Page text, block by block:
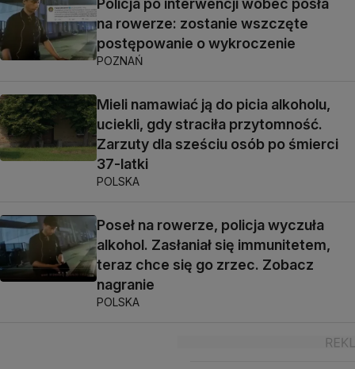
na rowerze: zostanie wszczęte
postępowanie o wykroczenie
POZNAŃ
Mieli namawiać ją do picia alkoholu,
uciekli, gdy straciła przytomność.
Zarzuty dla sześciu osób po śmierci
37-latki
POLSKA
Poseł na rowerze, policja wyczuła
alkohol. Zasłaniał się immunitetem,
teraz chce się go zrzec. Zobacz
nagranie
POLSKA